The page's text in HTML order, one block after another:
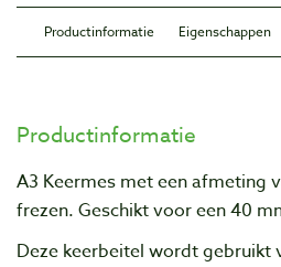
Productinformatie Eigenschappen
Productinformatie
A3 Keermes met een afmeting
frezen. Geschikt voor een 40
Deze keerbeitel wordt gebruikt